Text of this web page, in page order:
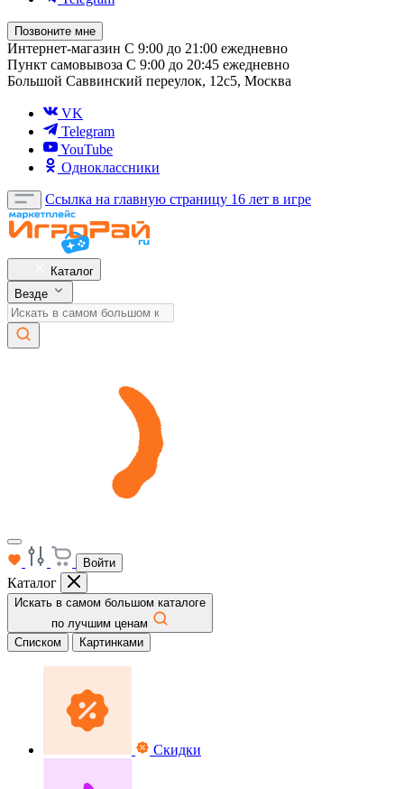
Позвоните мне
Интернет-магазин С 9:00 до 21:00 ежедневно
Пункт самовывоза С 9:00 до 20:45 ежедневно
Большой Саввинский переулок, 12с5, Москва
VK
Telegram
YouTube
Одноклассники
Ссылка на главную страницу 16 лет в игре
Каталог
Везде
Войти
Каталог
Искать в самом большом каталоге
по лучшим ценам
Списком
Картинками
Скидки